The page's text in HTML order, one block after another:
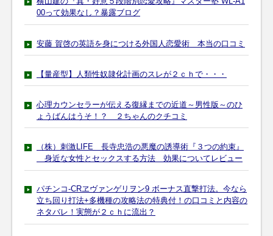
00って効果なし？暴露ブログ
安藤 賀啓の英語を身につける外国人恋愛術 本当の口コミ
【量産型】人類性奴隷化計画のスレが２ｃｈで・・・
心理カウンセラーが伝える復縁までの近道～男性版～のひ
ょうばんはうそ！？ ２ちゃんのクチコミ
（株）刺激LIFE 長寺忠浩の悪魔の誘導術『３つの約束』
身近な女性とセックスする方法 効果についてレビュー
パチンコ-CRヱヴァンゲリヲン9 ボーナス直撃打法。今なら
立ち回り打法+多機種の攻略法の特典付！の口コミと内容の
ネタバレ！実態が２ｃｈに流出？